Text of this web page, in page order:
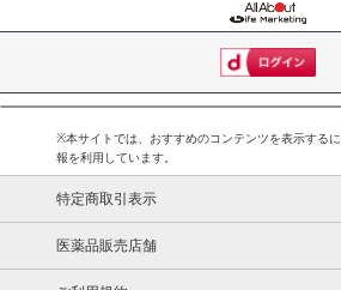
※本サイトでは、おすすめのコンテンツを表示する
報を利用しています。
特定商取引表示
医薬品販売店舗